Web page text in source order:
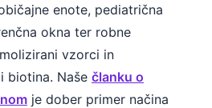
enote, pediatrična
okna ter robne
vzorci in
biotina. Naše članku o
je dober primer načina